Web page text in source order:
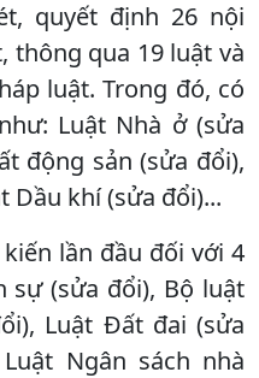
quyết định 26 nội
thông qua 19 luật và
luật. Trong đó, có
Luật Nhà ở (sửa
động sản (sửa đổi),
Dầu khí (sửa đổi)...
lần đầu đối với 4
sự (sửa đổi), Bộ luật
Luật Đất đai (sửa
Ngân sách nhà